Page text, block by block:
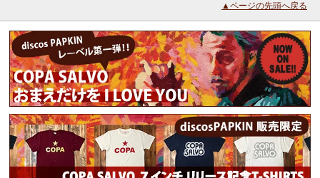
▲ページの先頭へ戻る